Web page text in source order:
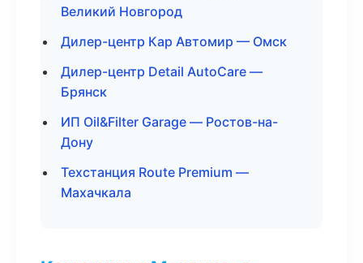
Великий Новгород
Дилер-центр Кар Автомир — Омск
Дилер-центр Detail AutoCare —
Брянск
ИП Oil&Filter Garage — Ростов-на-
Дону
Техстанция Route Premium —
Махачкала